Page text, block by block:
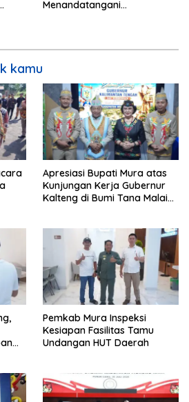
Menandatangani
kamu
Apresiasi Bupati Mura atas
Kunjungan Kerja Gubernur
Kalteng di Bumi Tana Malai
Pemkab Mura Inspeksi
Kesiapan Fasilitas Tamu
Undangan HUT Daerah